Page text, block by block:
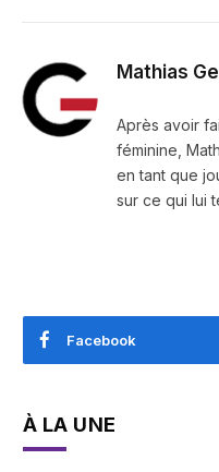
Mathias
Après avoir
féminine,
en tant que
sur ce qui lui
Facebook
À LA UNE